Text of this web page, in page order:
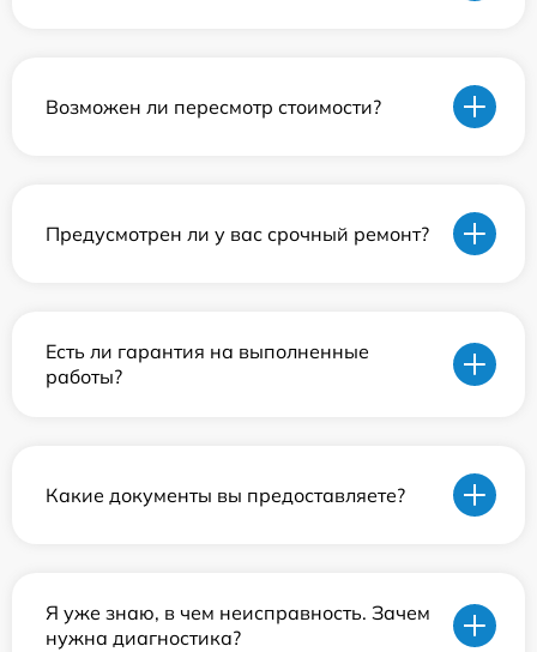
Возможен ли пересмотр стоимости?
Предусмотрен ли у вас срочный ремонт?
Есть ли гарантия на выполненные
работы?
Какие документы вы предоставляете?
Я уже знаю, в чем неисправность. Зачем
нужна диагностика?